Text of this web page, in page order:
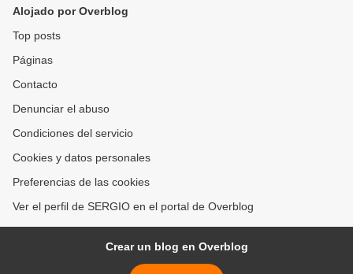
Alojado por Overblog
Top posts
Páginas
Contacto
Denunciar el abuso
Condiciones del servicio
Cookies y datos personales
Preferencias de las cookies
Ver el perfil de SERGIO en el portal de Overblog
Crear un blog en Overblog